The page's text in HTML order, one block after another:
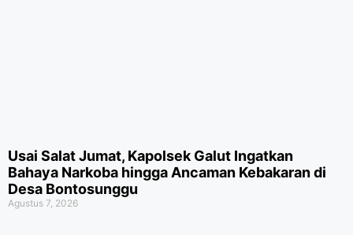
Usai Salat Jumat, Kapolsek Galut Ingatkan
Bahaya Narkoba hingga Ancaman Kebakaran di
Desa Bontosunggu
Agustus 7, 2026